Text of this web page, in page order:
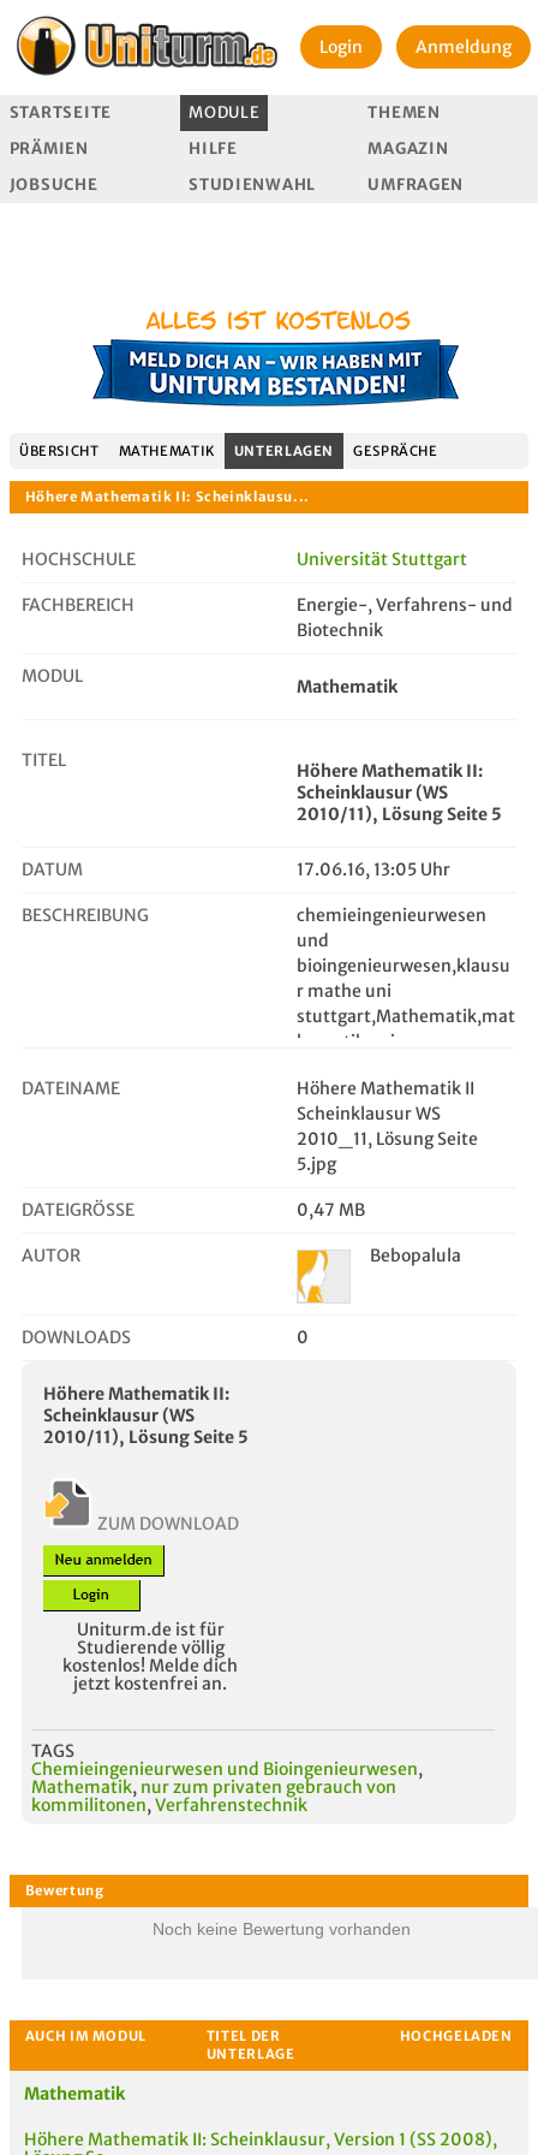
Login Anmeldung
STARTSEITE MODULE
THEMEN
PRÄMIEN
HILFE
MAGAZIN
JOBSUCHE
STUDIENWAHL UMFRAGEN
ÜBERSICHT MATHEMATIK UNTERLAGEN GESPRÄCHE
Höhere Mathematik II: Scheinklausu...
HOCHSCHULE Universität Stuttgart
FACHBEREICH
Energie-, Verfahrens- und
Biotechnik
MODUL Mathematik
TITEL
Höhere Mathematik II:
Scheinklausur (WS
2010/11), Lösung Seite 5
DATUM 17.06.16, 13:05 Uhr
BESCHREIBUNG
chemieingenieurwesen
und
bioingenieurwesen,klausu
r mathe uni
stuttgart,Mathematik,mat
hematik uni
ik,verfahrenstechnik uni
stuttgart,
DATEINAME
Höhere Mathematik II
Scheinklausur WS
2010_11, Lösung Seite
5.jpg
DATEIGRÖSSE 0,47 MB
AUTOR Bebopalula
DOWNLOADS 0
Höhere Mathematik II:
Scheinklausur (WS
2010/11), Lösung Seite 5
ZUM DOWNLOAD
Uniturm.de ist für
Studierende völlig
kostenlos! Melde dich
jetzt kostenfrei an.
TAGS
Chemieingenieurwesen und Bioingenieurwesen,
Mathematik, nur zum privaten gebrauch von
kommilitonen, Verfahrenstechnik
Noch keine Bewertung vorhanden
Mathematik
Höhere Mathematik II: Scheinklausur, Version 1 (SS 2008),